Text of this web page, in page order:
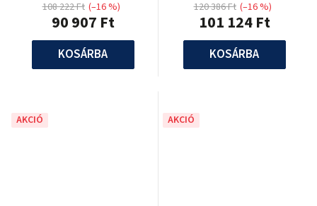
90 907 Ft
108 222 Ft (–16 %)
KOSÁRBA
101 124 Ft
120 386 Ft (–16 %)
KOSÁRBA
AKCIÓ AKCIÓ